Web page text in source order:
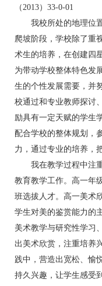
（2013）33-0-01
我校所处的地理位置
爬坡阶段，学校除了重
术生的培养，在创建四
为带动学校整体特色发
生的个性发展需要，并
校通过和专业教师探讨
励具有一定天赋的学生
配合学校的整体规划，
力，通过专业的培养，
我在教学过程中注重
教育教学工作。高一年
班选拔人才。高一美术
学生对美的鉴赏能力的
美术教学与研究性学习
出美术欣赏，注重培养
践中，营造出宽松、愉
持久兴趣，让学生感受